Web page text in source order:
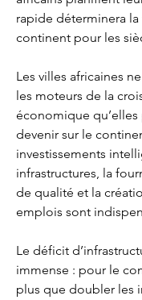
rapide déterminera
continent pour les
Les villes africaines
les moteurs de la
économique
devenir sur le
investissements
infrastructures, la
de qualité et la
emplois sont
Le déficit
immense : pour le
plus que doubler les